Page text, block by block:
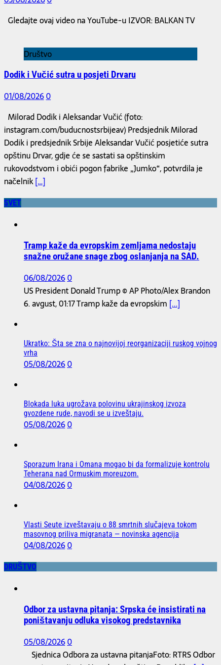
Gledajte ovaj video na YouTube-u IZVOR: BALKAN TV
Društvo
Dodik i Vučić sutra u posjeti Drvaru
01/08/20260
Milorad Dodik i Aleksandar Vučić (foto:
instagram.com/buducnostsrbijeav) Predsjednik Milorad
Dodik i predsjednik Srbije Aleksandar Vučić posjetiće sutra
opštinu Drvar, gdje će se sastati sa opštinskim
rukovodstvom i obići pogon fabrike „Jumko“, potvrdila je
načelnik[…]
SVET
Tramp kaže da evropskim zemljama nedostaju
snažne oružane snage zbog oslanjanja na SAD.
06/08/20260
US President Donald Trump © AP Photo/Alex Brandon
6. avgust, 01:17 Tramp kaže da evropskim [...]
Ukratko: Šta se zna o najnovijoj reorganizaciji ruskog vojnog
vrha
05/08/20260
Blokada luka ugrožava polovinu ukrajinskog izvoza
gvozdene rude, navodi se u izveštaju.
05/08/20260
Sporazum Irana i Omana mogao bi da formalizuje kontrolu
Teherana nad Ormuskim moreuzom.
04/08/20260
Vlasti Seute izveštavaju o 88 smrtnih slučajeva tokom
masovnog priliva migranata — novinska agencija
04/08/20260
DRUŠTVO
Odbor za ustavna pitanja: Srpska će insistirati na
poništavanju odluka visokog predstavnika
05/08/20260
Sjednica Odbora za ustavna pitanjaFoto: RTRS Odbor